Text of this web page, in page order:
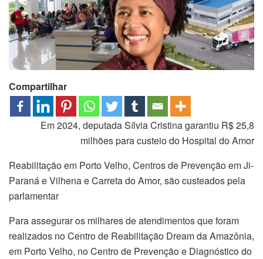
Compartilhar
Em 2024, deputada Sílvia Cristina garantiu R$ 25,8
milhões para custeio do Hospital do Amor
Reabilitação em Porto Velho, Centros de Prevenção em Ji-
Paraná e Vilhena e Carreta do Amor, são custeados pela
parlamentar
Para assegurar os milhares de atendimentos que foram
realizados no Centro de Reabilitação Dream da Amazônia,
em Porto Velho, no Centro de Prevenção e Diagnóstico do